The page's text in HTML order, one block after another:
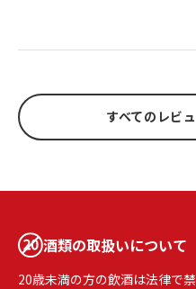
すべてのレビ
酒類の取扱いについて
20歳未満の方の飲酒は法律で